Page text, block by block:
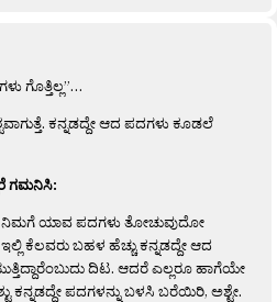
ಗೊತ್ತಿಲ್ಲ”…
ಕನ್ನಡದ್ದೇ ಆದ ಪದಗಳು ಕೂಡಲೆ
ಗಮನಿಸಿ:
ಯಾವ ಪದಗಳು ತೋಚುವುದೋ
ಕೆಲವರು ಬಹಳ ಹೆಚ್ಚು ಕನ್ನಡದ್ದೇ ಆದ
ದಿಟ. ಆದರೆ ಎಲ್ಲರೂ ಹಾಗೆಯೇ
ಪದಗಳನ್ನು ಬಳಸಿ ಬರೆಯಿರಿ, ಅಶ್ಟೇ.